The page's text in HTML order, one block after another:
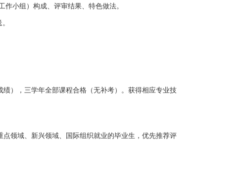
小组）构成、评审结果、特色做法。
），三学年全部课程合格（无补考）。获得相应专业技
领域、新兴领域、国际组织就业的毕业生，优先推荐评